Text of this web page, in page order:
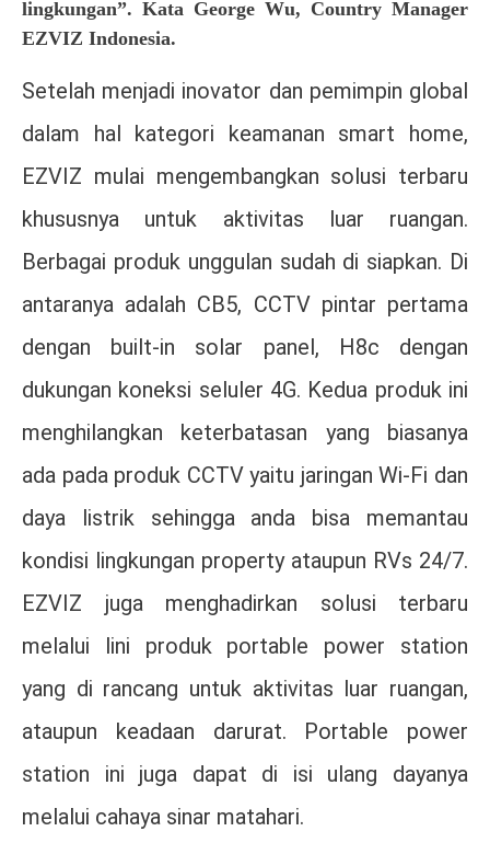
lingkungan”. Kata George Wu, Country Manager
EZVIZ Indonesia.
Setelah menjadi inovator dan pemimpin global
dalam hal kategori keamanan smart home,
EZVIZ mulai mengembangkan solusi terbaru
khususnya untuk aktivitas luar ruangan.
Berbagai produk unggulan sudah di siapkan. Di
antaranya adalah CB5, CCTV pintar pertama
dengan built-in solar panel, H8c dengan
dukungan koneksi seluler 4G. Kedua produk ini
menghilangkan keterbatasan yang biasanya
ada pada produk CCTV yaitu jaringan Wi-Fi dan
daya listrik sehingga anda bisa memantau
kondisi lingkungan property ataupun RVs 24/7.
EZVIZ juga menghadirkan solusi terbaru
melalui lini produk portable power station
yang di rancang untuk aktivitas luar ruangan,
ataupun keadaan darurat. Portable power
station ini juga dapat di isi ulang dayanya
melalui cahaya sinar matahari.